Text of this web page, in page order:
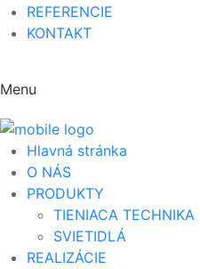
REFERENCIE
KONTAKT
Menu
Hlavná stránka
O NÁS
PRODUKTY
TIENIACA TECHNIKA
SVIETIDLÁ
REALIZÁCIE